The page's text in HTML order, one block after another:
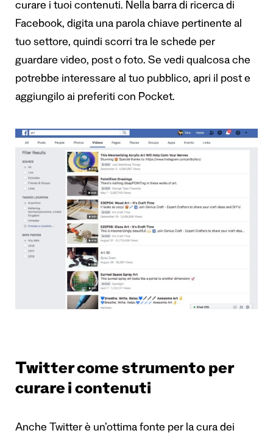
curare i tuoi contenuti. Nella barra di ricerca di
Facebook, digita una parola chiave pertinente al
tuo settore, quindi scorri tra le schede per
guardare video, post o foto. Se vedi qualcosa che
potrebbe interessare al tuo pubblico, apri il post e
aggiungilo ai preferiti con Pocket.
Twitter come strumento per
curare i contenuti
Anche Twitter è un’ottima fonte per la cura dei